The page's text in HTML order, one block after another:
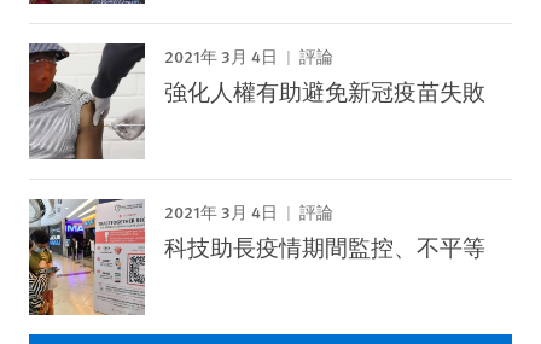
2021年 3月 4日 評論
強化人權有助避免新冠疫苗失敗
2021年 3月 4日 評論
科技助長疫情期間監控、不平等